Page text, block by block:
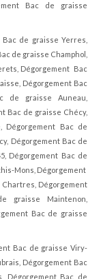
Bac de graisse
de graisse Yerres,
de graisse Champhol,
Dégorgement Bac
Dégorgement Bac
de graisse Auneau,
Bac de graisse Chécy,
Dégorgement Bac de
Dégorgement Bac de
Dégorgement Bac de
Mons, Dégorgement
Dégorgement
graisse Maintenon,
Bac de graisse
Bac de graisse Viry-
Dégorgement Bac
Dégorgement Bac de